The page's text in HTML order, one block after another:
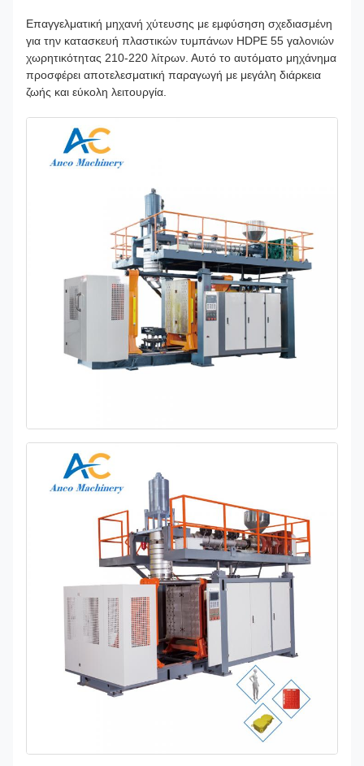
Επαγγελματική μηχανή χύτευσης με εμφύσηση σχεδιασμένη
για την κατασκευή πλαστικών τυμπάνων HDPE 55 γαλονιών
χωρητικότητας 210-220 λίτρων. Αυτό το αυτόματο μηχάνημα
προσφέρει αποτελεσματική παραγωγή με μεγάλη διάρκεια
ζωής και εύκολη λειτουργία.